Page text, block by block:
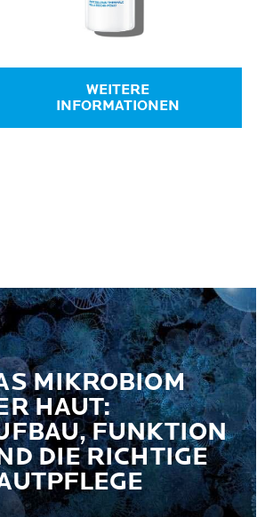
WEITERE
INFORMATIONEN
MIKROBIOM
HAUT:
FUNKTION
DIE RICHTIGE